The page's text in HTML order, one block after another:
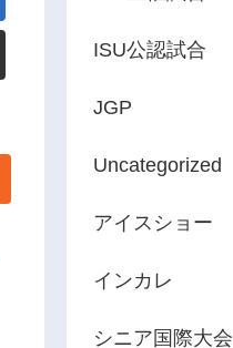
ISU公認試合
JGP
Uncategorized
アイスショー
インカレ
シニア国際大会